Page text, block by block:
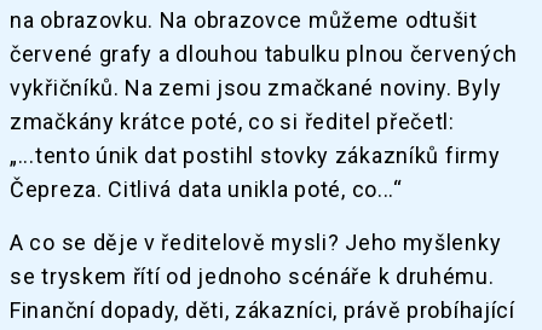
na obrazovku. Na obrazovce můžeme odtušit
červené grafy a dlouhou tabulku plnou červených
vykřičníků. Na zemi jsou zmačkané noviny. Byly
zmačkány krátce poté, co si ředitel přečetl:
„...tento únik dat postihl stovky zákazníků firmy
Čepreza. Citlivá data unikla poté, co...“
A co se děje v ředitelově mysli? Jeho myšlenky
se tryskem řítí od jednoho scénáře k druhému.
Finanční dopady, děti, zákazníci, právě probíhající